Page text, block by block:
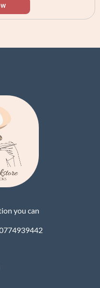
you can